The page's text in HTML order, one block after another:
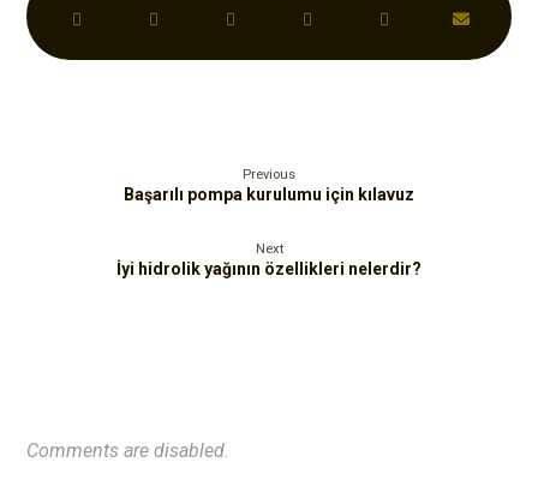
Previous
Başarılı pompa kurulumu için kılavuz
Next
İyi hidrolik yağının özellikleri nelerdir?
Comments are disabled.